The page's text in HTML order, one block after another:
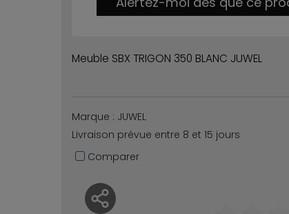
Meuble SBX TRIGON 350 BLANC JUWEL
Marque : JUWEL
Livraison prévue entre 8 et 15 jours
Comparer